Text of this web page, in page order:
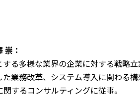
：
る多様な業界の企業に対する戦略
業務改革、システム導入に関わる
するコンサルティングに従事。